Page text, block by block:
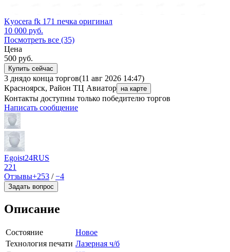
Kyocera fk 171 печка оригинал
10 000 руб.
Посмотреть все (35)
Цена
500 руб.
Купить сейчас
3 днядо конца торгов(11 авг 2026 14:47)
Красноярск, Район ТЦ Авиатор на карте
Контакты доступны только победителю торгов
Написать сообщение
Egoist24RUS
221
Отзывы+253 /−4
Задать вопрос
Описание
Состояние
Новое
Технология печати Лазерная ч/б